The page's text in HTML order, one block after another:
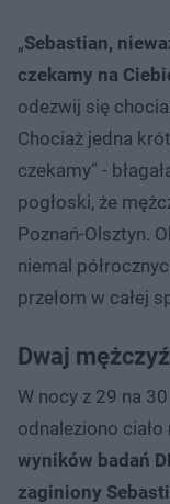
„Sebastian,
czekamy na
odezwij się
Chociaż jedna
czekamy” -
pogłoski, że
Poznań-Olsztyn.
niemal
przełom w całej
Dwaj
W nocy z 29 na
odnaleziono ciało
wyników badań
zaginiony